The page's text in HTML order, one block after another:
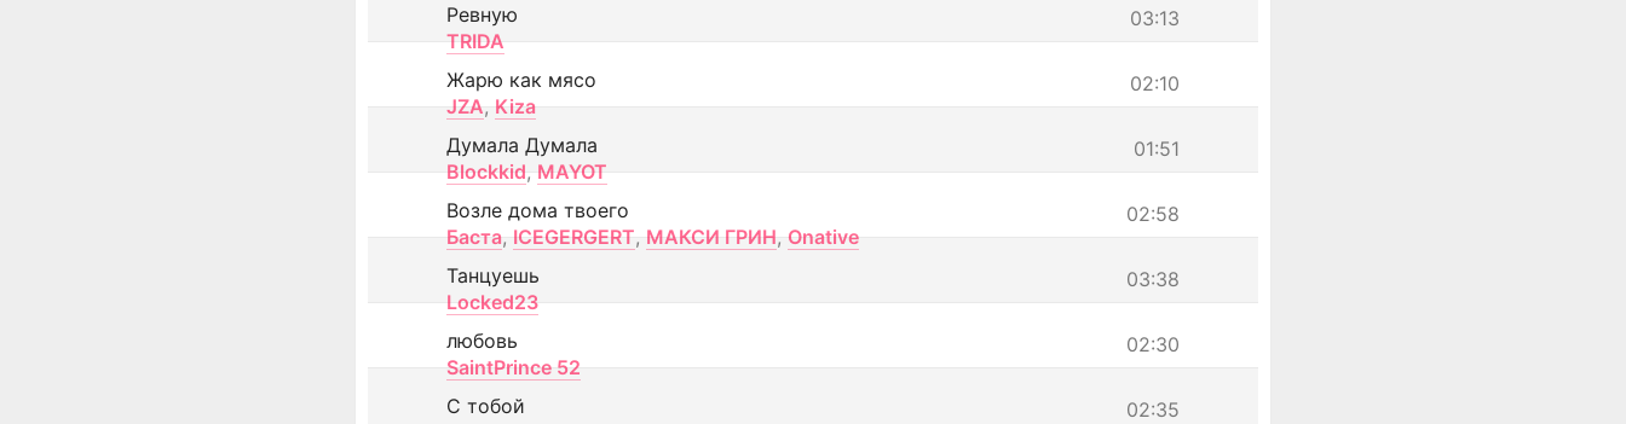
03:13
Ревную
TRIDA
02:10
Жарю как мясо
JZA, Kiza
01:51
Думала Думала
Blockkid, MAYOT
02:58
Возле дома твоего
Баста, ICEGERGERT, МАКСИ ГРИН, Onative
03:38
Танцуешь
Locked23
02:30
любовь
SaintPrince 52
02:35
С тобой